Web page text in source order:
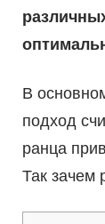
В
подход
ранца
Так зачем